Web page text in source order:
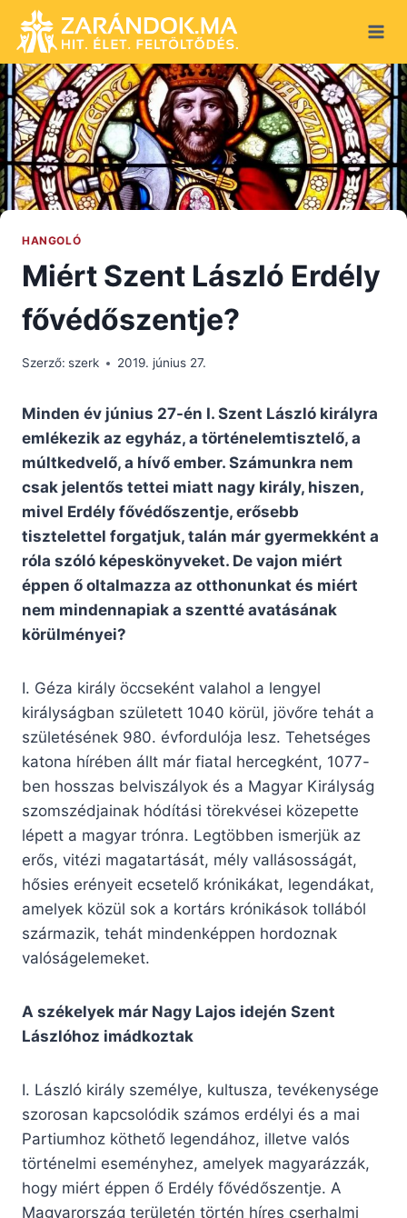
content
HANGOLÓ
Miért Szent László Erdély
fővédőszentje?
Szerző: szerk 2019. június 27.
Minden év június 27-én I. Szent László királyra
emlékezik az egyház, a történelemtisztelő, a
múltkedvelő, a hívő ember. Számunkra nem
csak jelentős tettei miatt nagy király, hiszen,
mivel Erdély fővédőszentje, erősebb
tisztelettel forgatjuk, talán már gyermekként a
róla szóló képeskönyveket. De vajon miért
éppen ő oltalmazza az otthonunkat és miért
nem mindennapiak a szentté avatásának
körülményei?
I. Géza király öccseként valahol a lengyel
királyságban született 1040 körül, jövőre tehát a
születésének 980. évfordulója lesz. Tehetséges
katona hírében állt már fiatal hercegként, 1077-
ben hosszas belviszályok és a Magyar Királyság
szomszédjainak hódítási törekvései közepette
lépett a magyar trónra. Legtöbben ismerjük az
erős, vitézi magatartását, mély vallásosságát,
hősies erényeit ecsetelő krónikákat, legendákat,
amelyek közül sok a kortárs krónikások tollából
származik, tehát mindenképpen hordoznak
valóságelemeket.
A székelyek már Nagy Lajos idején Szent
Lászlóhoz imádkoztak
I. László király személye, kultusza, tevékenysége
szorosan kapcsolódik számos erdélyi és a mai
Partiumhoz köthető legendához, illetve valós
történelmi eseményhez, amelyek magyarázzák,
hogy miért éppen ő Erdély fővédőszentje. A
Magyarország területén történ híres cserhalmi